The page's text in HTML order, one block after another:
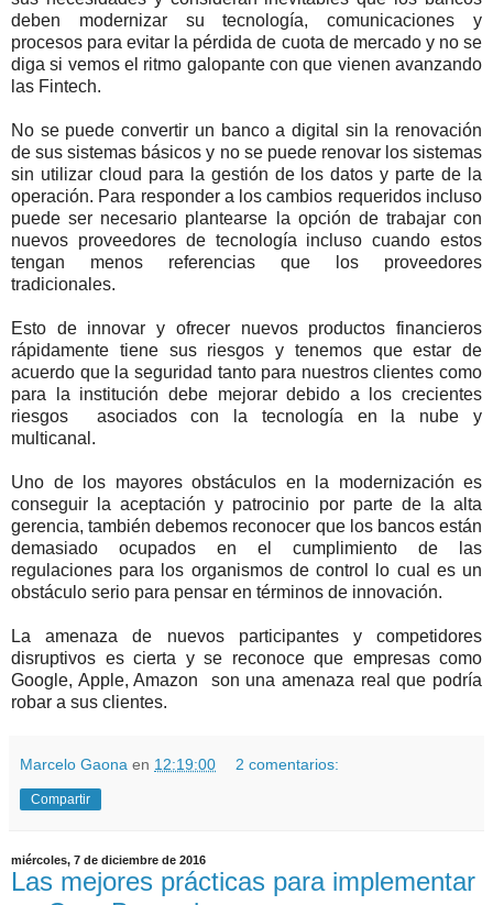
deben modernizar su tecnología, comunicaciones y
procesos para evitar la pérdida de cuota de mercado y no se
diga si vemos el ritmo galopante con que vienen avanzando
las Fintech.
No se puede convertir un banco a digital sin la renovación
de sus sistemas básicos y no se puede renovar los sistemas
sin utilizar cloud para la gestión de los datos y parte de la
operación. Para responder a los cambios requeridos incluso
puede ser necesario plantearse la opción de trabajar con
nuevos proveedores de tecnología incluso cuando estos
tengan menos referencias que los proveedores
tradicionales.
Esto de innovar y ofrecer nuevos productos financieros
rápidamente tiene sus riesgos y tenemos que estar de
acuerdo que la seguridad tanto para nuestros clientes como
para la institución debe mejorar debido a los crecientes
riesgos asociados con la tecnología en la nube y
multicanal.
Uno de los mayores obstáculos en la modernización es
conseguir la aceptación y patrocinio por parte de la alta
gerencia, también debemos reconocer que los bancos están
demasiado ocupados en el cumplimiento de las
regulaciones para los organismos de control lo cual es un
obstáculo serio para pensar en términos de innovación.
La amenaza de nuevos participantes y competidores
disruptivos es cierta y se reconoce que empresas como
Google, Apple, Amazon son una amenaza real que podría
robar a sus clientes.
Marcelo Gaona en 12:19:00 2 comentarios:
Compartir
miércoles, 7 de diciembre de 2016
Las mejores prácticas para implementar